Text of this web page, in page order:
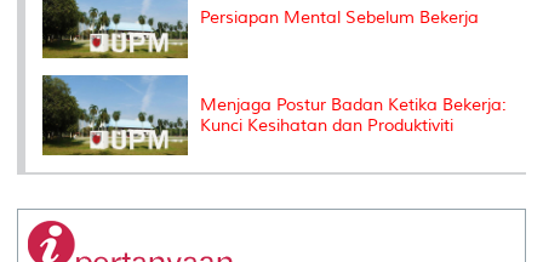
Persiapan Mental Sebelum Bekerja
Menjaga Postur Badan Ketika Bekerja:
Kunci Kesihatan dan Produktiviti